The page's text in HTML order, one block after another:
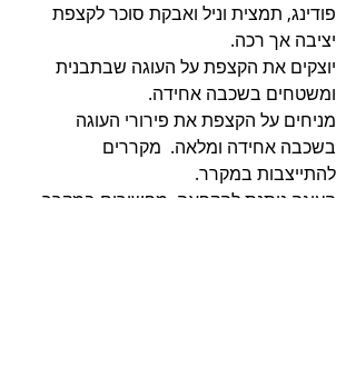
פודינג, תמצית וניל ואבקת סוכר לקצפת
יציבה אך רכה.
יוצקים את הקצפת על העוגה שבתבנית
ומשטחים בשכבה אחידה.
מניחים על הקצפת את פירורי העוגה
בשכבה אחידה ומלאה.  מקררים
להתייצבות במקרר.
העוגה ניתנת להקפאה, מפשירים במקרר